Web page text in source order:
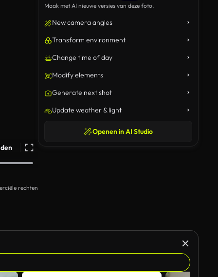
rechten
Maak met AI nieuwe versies van deze foto.
New camera angles
Transform environment
Change time of day
Modify elements
Generate next shot
Update weather & light
Openen in AI Studio